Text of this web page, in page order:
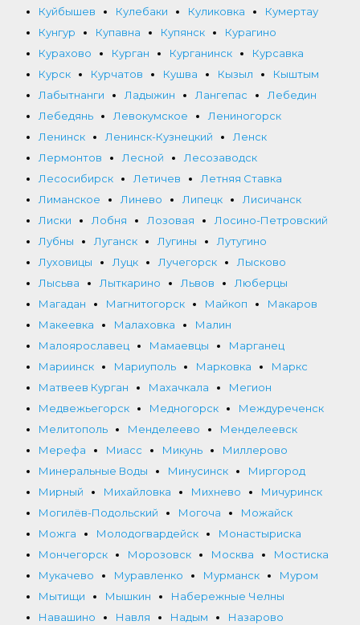
Куйбышев
Кулебаки Куликовка
Кумертау
Кунгур
Купавна Купянск
Курагино
Курахово
Курган Курганинск
Курсавка
Курск
Курчатов Кушва Кызыл
Кыштым
Лабытнанги
Ладыжин Лангепас
Лебедин
Лебедянь
Левокумское
Лениногорск
Ленинск
Ленинск-Кузнецкий
Ленск
Лермонтов
Лесной
Лесозаводск
Лесосибирск
Летичев
Летняя Ставка
Лиманское
Линево Липецк
Лисичанск
Лиски
Лобня Лозовая
Лосино-Петровский
Лубны
Луганск Лугины
Лутугино
Луховицы
Луцк Лучегорск
Лысково
Лысьва
Лыткарино Львов
Люберцы
Магадан
Магнитогорск Майкоп
Макаров
Макеевка
Малаховка
Малин
Малоярославец
Мамаевцы
Марганец
Мариинск
Мариуполь Марковка
Маркс
Матвеев Курган
Махачкала
Мегион
Медвежьегорск
Медногорск
Междуреченск
Мелитополь
Менделеево
Менделеевск
Мерефа
Миасс Микунь
Миллерово
Минеральные Воды
Минусинск
Миргород
Мирный
Михайловка Михнево
Мичуринск
Могилёв-Подольский
Могоча
Можайск
Можга
Молодогвардейск
Монастыриска
Мончегорск
Морозовск Москва
Мостиска
Мукачево
Муравленко Мурманск
Муром
Мытищи
Мышкин
Набережные Челны
Навашино
Навля Надым
Назарово